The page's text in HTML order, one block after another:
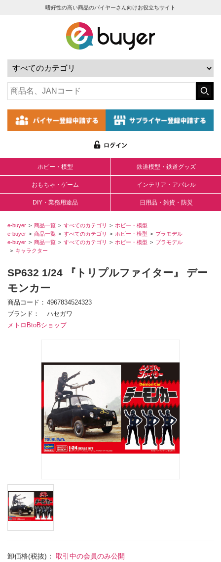
嗜好性の高い商品のバイヤーさん向けお役立ちサイト
ホビー・模型 鉄道模型・鉄道グッズ
おもちゃ・ゲーム インテリア・アパレル
DIY・業務用途品 日用品・雑貨・防災
e-buyer 商品一覧 すべてのカテゴリ
ホビー・模型
e-buyer
商品一覧 すべてのカテゴリ ホビー・模型
プラモデル
e-buyer
商品一覧 すべてのカテゴリ ホビー・模型
プラモデル
キャラクター
SP632 1/24 『トリプルファイター』 デー
モンカー
商品コード
4967834524323
ブランド
ハセガワ
メトロBtoBショップ
卸価格(税抜)： 取引中の会員のみ公開